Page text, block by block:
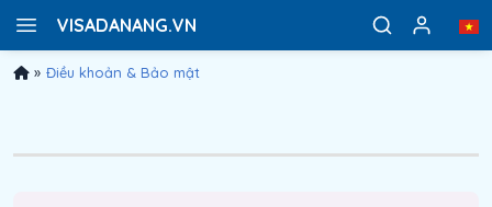
VISADANANG.VN
» Điều khoản & Bảo mật